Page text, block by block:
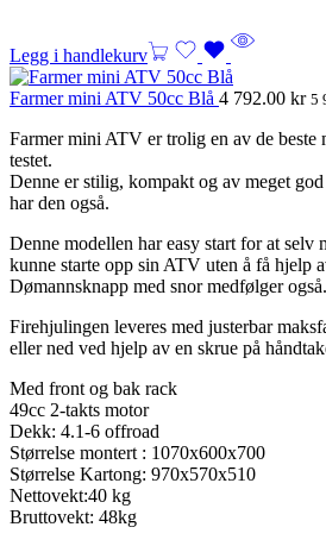
Legg i handlekurv
Farmer mini ATV 50cc Blå 4 792.00 kr 5
Farmer mini ATV er trolig en av de
testet.
Denne er stilig, kompakt og av meget
har den også.
Denne modellen har easy start for at selv
kunne starte opp sin ATV uten å få hjelp
Dømannsknapp med snor medfølger også.
Firehjulingen leveres med justerbar
eller ned ved hjelp av en skrue på
Med front og bak rack
49cc 2-takts motor
Dekk: 4.1-6 offroad
Størrelse montert : 1070x600x700
Størrelse Kartong: 970x570x510
Nettovekt:40 kg
Bruttovekt: 48kg